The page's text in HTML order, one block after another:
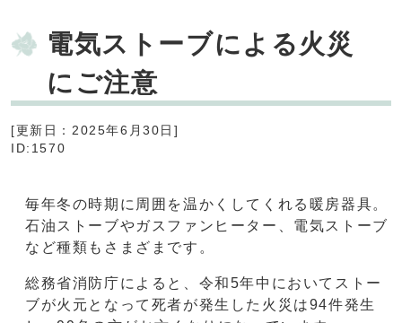
電気ストーブによる火災
にご注意
[更新日：2025年6月30日]
ID:1570
毎年冬の時期に周囲を温かくしてくれる暖房器具。
石油ストーブやガスファンヒーター、電気ストーブ
など種類もさまざまです。
総務省消防庁によると、令和5年中においてストー
ブが火元となって死者が発生した火災は94件発生